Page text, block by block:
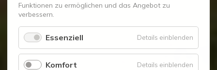
Funktionen zu ermöglichen und das Angebot zu
verbessern.
Essenziell Details einblenden
Komfort Details einblenden